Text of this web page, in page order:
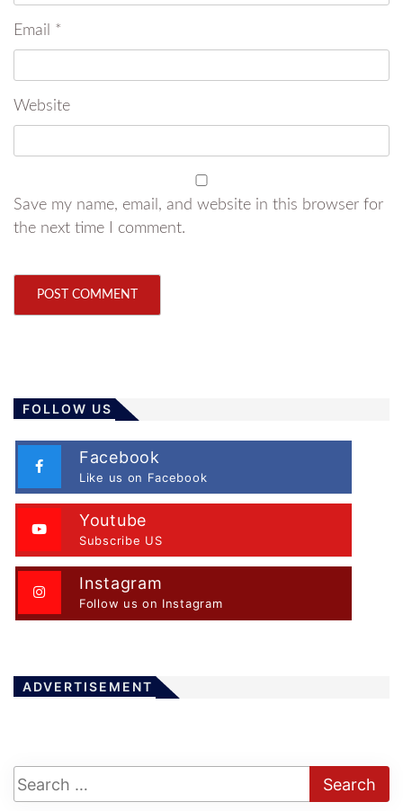
Email *
Website
Save my name, email, and website in this browser for
the next time I comment.
FOLLOW US
Facebook
Like us on Facebook
Youtube
Subscribe US
Instagram
Follow us on Instagram
ADVERTISEMENT